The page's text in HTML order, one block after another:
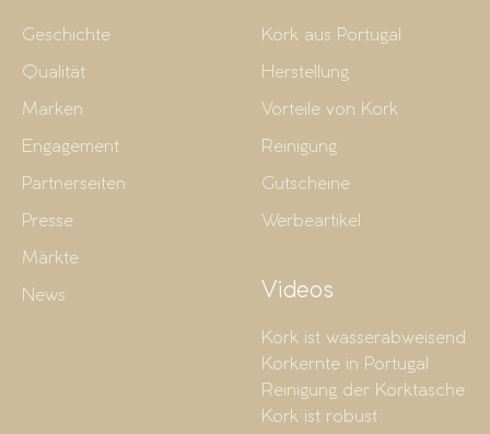
Geschichte
Qualität
Marken
Engagement
Partnerseiten
Presse
Märkte
News
Kork aus Portugal
Herstellung
Vorteile von Kork
Reinigung
Gutscheine
Werbeartikel
Videos
Kork ist wasserabweisend
Korkernte in Portugal
Reinigung der Korktasche
Kork ist robust